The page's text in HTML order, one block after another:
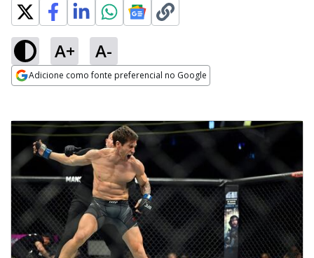
A+ A-
Adicione como fonte preferencial no Google